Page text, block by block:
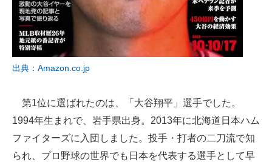
出典：Amazon.co.jp
第1位に選ばれたのは、「大谷翔平」選手でした。
1994年生まれで、岩手県出身。2013年に北海道日本ハム
ファイターズに入団しました。投手・打者の二刀流で知
られ、プロ野球の世界でも日本を代表する選手として早